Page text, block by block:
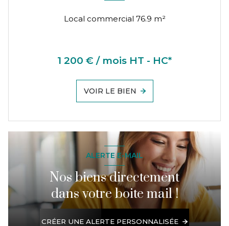
Local commercial 76.9 m²
1 200 € / mois HT - HC*
VOIR LE BIEN
ALERTE E-MAIL
Nos biens directement
dans votre boite mail !
CRÉER UNE ALERTE PERSONNALISÉE